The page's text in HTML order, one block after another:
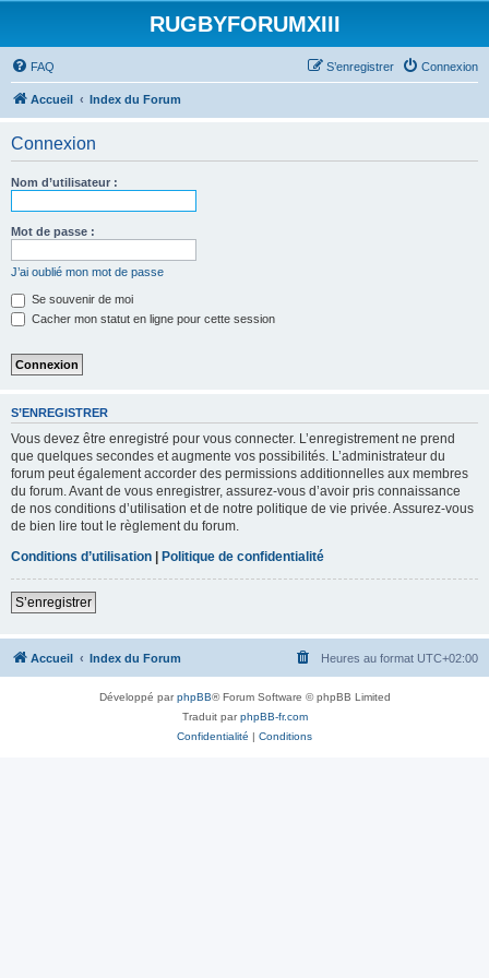
RUGBYFORUMXIII
FAQ Connexion
S’enregistrer
Accueil Index du Forum
Connexion
Nom d’utilisateur :
Mot de passe :
J’ai oublié mon mot de passe
Se souvenir de moi
Cacher mon statut en ligne pour cette session
S’ENREGISTRER
Vous devez être enregistré pour vous connecter. L’enregistrement ne prend
que quelques secondes et augmente vos possibilités. L’administrateur du
forum peut également accorder des permissions additionnelles aux membres
du forum. Avant de vous enregistrer, assurez-vous d’avoir pris connaissance
de nos conditions d’utilisation et de notre politique de vie privée. Assurez-vous
de bien lire tout le règlement du forum.
Conditions d’utilisation | Politique de confidentialité
S’enregistrer
Accueil Index du Forum Heures au format UTC+02:00
Développé parphpBB® Forum Software © phpBB Limited
Traduit parphpBB-fr.com
Confidentialité | Conditions